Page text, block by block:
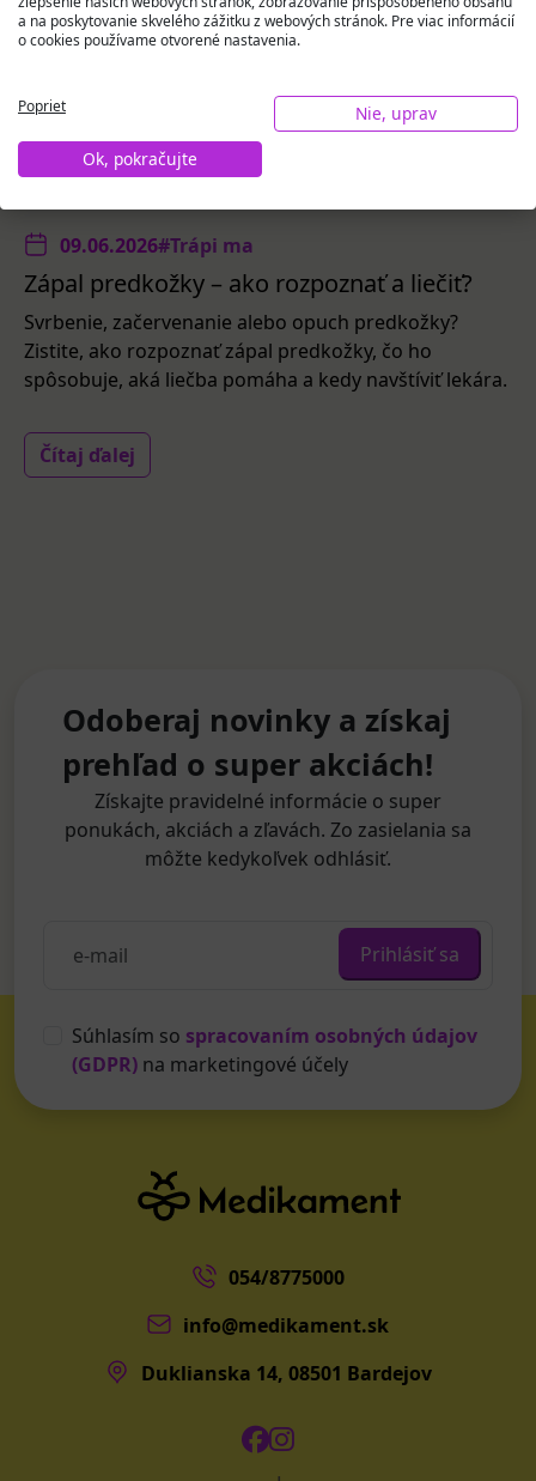
09.06.2026#Trápi ma
Zápal predkožky – ako rozpoznať a liečiť?
Svrbenie, začervenanie alebo opuch predkožky?
Zistite, ako rozpoznať zápal predkožky, čo ho
spôsobuje, aká liečba pomáha a kedy navštíviť lekára.
Čítaj ďalej
Odoberaj novinky a získaj
prehľad o super akciách!
Získajte pravidelné informácie o super
ponukách, akciách a zľavách. Zo zasielania sa
môžte kedykoľvek odhlásiť.
Prihlásiť sa
Súhlasím so spracovaním osobných údajov
(GDPR) na marketingové účely
054/8775000
info@medikament.sk
Duklianska 14, 08501 Bardejov
a na poskytovanie skvelého zážitku z webových stránok. Pre viac informácií
o cookies používame otvorené nastavenia.
Poprieť
Nie, uprav
Ok, pokračujte